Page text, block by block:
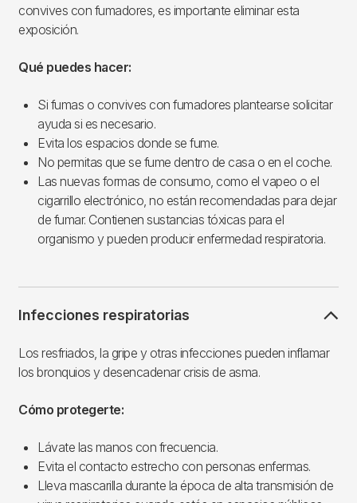
convives con fumadores, es importante eliminar esta
exposición.
Qué puedes hacer:
Si fumas o convives con fumadores plantearse solicitar
ayuda si es necesario.
Evita los espacios donde se fume.
No permitas que se fume dentro de casa o en el coche.
Las nuevas formas de consumo, como el vapeo o el
cigarrillo electrónico, no están recomendadas para dejar
de fumar. Contienen sustancias tóxicas para el
organismo y pueden producir enfermedad respiratoria.
Infecciones respiratorias
Los resfriados, la gripe y otras infecciones pueden inflamar
los bronquios y desencadenar crisis de asma.
Cómo protegerte:
Lávate las manos con frecuencia.
Evita el contacto estrecho con personas enfermas.
Lleva mascarilla durante la época de alta transmisión de